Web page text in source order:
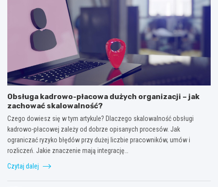
Obsługa kadrowo-płacowa dużych organizacji – jak
zachować skalowalność?
Czego dowiesz się w tym artykule? Dlaczego skalowalność obsługi
kadrowo-płacowej zależy od dobrze opisanych procesów. Jak
ograniczać ryzyko błędów przy dużej liczbie pracowników, umów i
rozliczeń. Jakie znaczenie mają integrację…
Czytaj dalej